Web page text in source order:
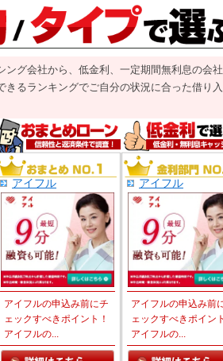
ング会社から、低金利、一定期間無利息の会
きるランキングでご自分の状況に合った借り
アイフル
アイフルの申込み前にチ
ェックすべきポイント！
アイフルの...
アイフル
アイフルの申込み前
ェックすべきポイン
アイフルの...